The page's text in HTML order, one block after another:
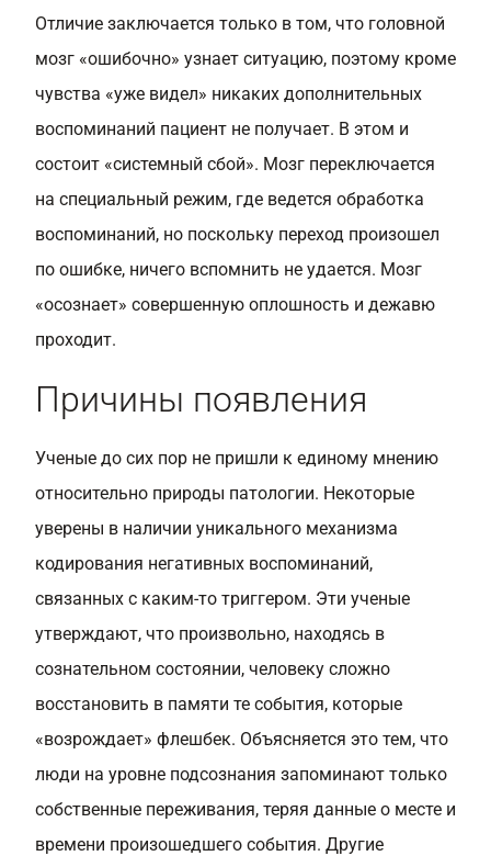
Отличие заключается только в том, что головной
мозг «ошибочно» узнает ситуацию, поэтому кроме
чувства «уже видел» никаких дополнительных
воспоминаний пациент не получает. В этом и
состоит «системный сбой». Мозг переключается
на специальный режим, где ведется обработка
воспоминаний, но поскольку переход произошел
по ошибке, ничего вспомнить не удается. Мозг
«осознает» совершенную оплошность и дежавю
проходит.
Причины появления
Ученые до сих пор не пришли к единому мнению
относительно природы патологии. Некоторые
уверены в наличии уникального механизма
кодирования негативных воспоминаний,
связанных с каким-то триггером. Эти ученые
утверждают, что произвольно, находясь в
сознательном состоянии, человеку сложно
восстановить в памяти те события, которые
«возрождает» флешбек. Объясняется это тем, что
люди на уровне подсознания запоминают только
собственные переживания, теряя данные о месте и
времени произошедшего события. Другие